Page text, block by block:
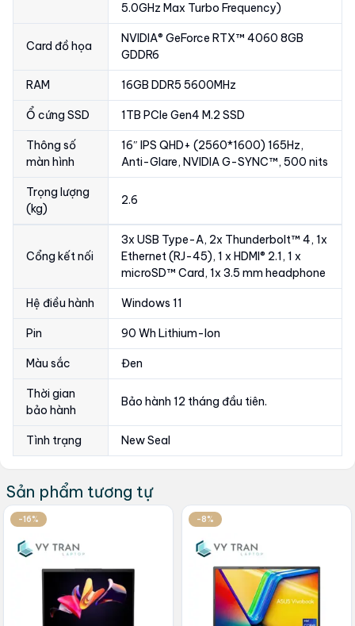
5.0GHz Max Turbo Frequency)
Card đồ họa
NVIDIA® GeForce RTX™ 4060 8GB
GDDR6
RAM 16GB DDR5 5600MHz
Ổ cứng SSD 1TB PCIe Gen4 M.2 SSD
Thông số
màn hình
16″ IPS QHD+ (2560*1600) 165Hz,
Anti-Glare, NVIDIA G-SYNC™, 500 nits
Trọng lượng
(kg)
2.6
Cổng kết nối
3x USB Type-A, 2x Thunderbolt™ 4, 1x
Ethernet (RJ-45), 1 x HDMI® 2.1, 1 x
microSD™ Card, 1x 3.5 mm headphone
Hệ điều hành Windows 11
Pin 90 Wh Lithium-Ion
Màu sắc Đen
Thời gian
bảo hành
Bảo hành 12 tháng đầu tiên.
Tình trạng New Seal
Sản phẩm tương tự
-16% -8%